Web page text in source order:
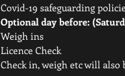
Covid-19 safeguarding
Optional day before:
Weigh ins
Licence Check
Check in, weigh etc will